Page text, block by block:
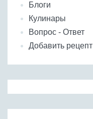
Блоги
Кулинары
Вопрос - Ответ
Добавить рецепт